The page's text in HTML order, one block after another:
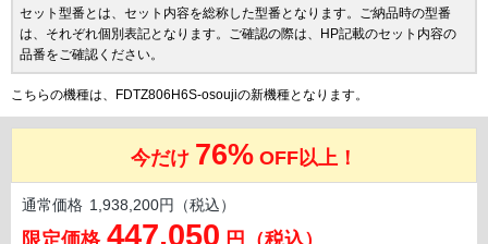
セット型番とは、セット内容を総称した型番となります。ご納品時の型番
は、それぞれ個別表記となります。ご確認の際は、HP記載のセット内容の
品番をご確認ください。
こちらの機種は、FDTZ806H6S-osoujiの新機種となります。
今だけ 76% OFF以上！
通常価格 1,938,200円（税込）
447,050